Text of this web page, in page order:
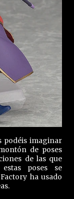
podéis imaginar
de poses
de las que
poses se
ha usado